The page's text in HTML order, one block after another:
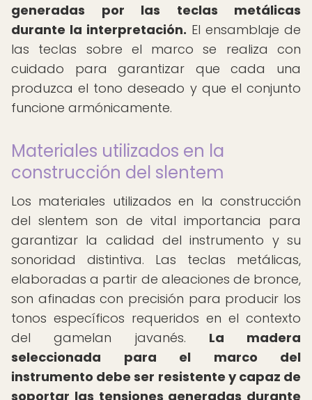
generadas por las teclas metálicas
durante la interpretación. El ensamblaje de
las teclas sobre el marco se realiza con
cuidado para garantizar que cada una
produzca el tono deseado y que el conjunto
funcione armónicamente.
Materiales utilizados en la
construcción del slentem
Los materiales utilizados en la construcción
del slentem son de vital importancia para
garantizar la calidad del instrumento y su
sonoridad distintiva. Las teclas metálicas,
elaboradas a partir de aleaciones de bronce,
son afinadas con precisión para producir los
tonos específicos requeridos en el contexto
del gamelan javanés. La madera
seleccionada para el marco del
instrumento debe ser resistente y capaz de
soportar las tensiones generadas durante